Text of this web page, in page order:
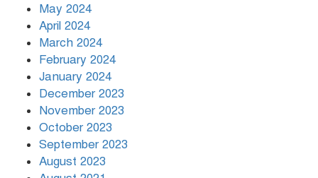
May 2024
April 2024
March 2024
February 2024
January 2024
December 2023
November 2023
October 2023
September 2023
August 2023